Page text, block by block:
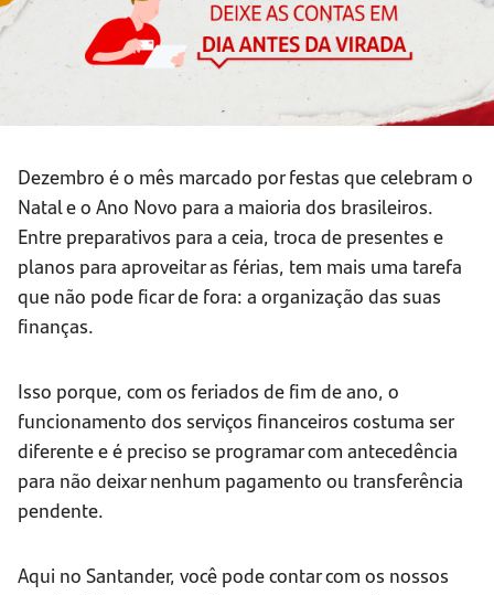
Dezembro é o mês marcado por festas que celebram o
Natal e o Ano Novo para a maioria dos brasileiros.
Entre preparativos para a ceia, troca de presentes e
planos para aproveitar as férias, tem mais uma tarefa
que não pode ficar de fora: a organização das suas
finanças.
Isso porque, com os feriados de fim de ano, o
funcionamento dos serviços financeiros costuma ser
diferente e é preciso se programar com antecedência
para não deixar nenhum pagamento ou transferência
pendente.
Aqui no Santander, você pode contar com os nossos